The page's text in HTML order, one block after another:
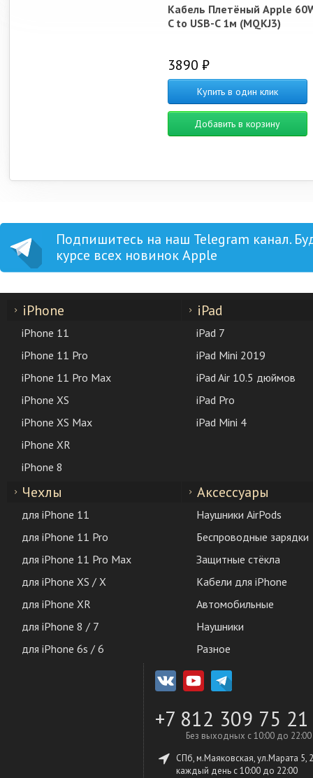
Кабель Плетёный Apple
C to USB-C 1м (MQKJ3)
3890 ₽
Купить в один клик
Добавить в корзину
Подпишитесь на наш Telegram канал.
курсе всех новинок Apple
iPhone
iPhone 11
iPhone 11 Pro
iPhone 11 Pro Max
iPhone XS
iPhone XS Max
iPhone XR
iPhone 8
iPad
iPad 7
iPad Mini 2019
iPad Air 10.5 дюймов
iPad Pro
iPad Mini 4
Чехлы
для iPhone 11
для iPhone 11 Pro
для iPhone 11 Pro Max
для iPhone XS / X
для iPhone XR
для iPhone 8 / 7
для iPhone 6s / 6
Аксессуары
Наушники AirPods
Беспроводные зарядки
Защитные стёкла
Кабели для iPhone
Автомобильные
Наушники
Разное
+7 812 309 75 21
Без выходных с 10:00 до 22:00
СПб, м.Маяковская, ул.Марата 5,
каждый день c 10:00 до 22:00